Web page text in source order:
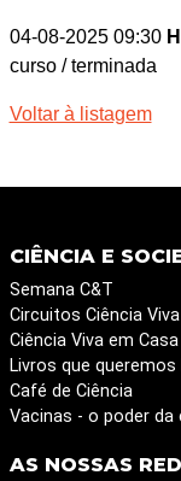
04-08-2025 09:30
curso / terminada
Voltar à listagem
CIÊNCIA E
Semana C&T
Circuitos Ciência Viva
Ciência Viva em Casa
Livros que queremos
Café de Ciência
Vacinas - o poder da
AS NOSSAS